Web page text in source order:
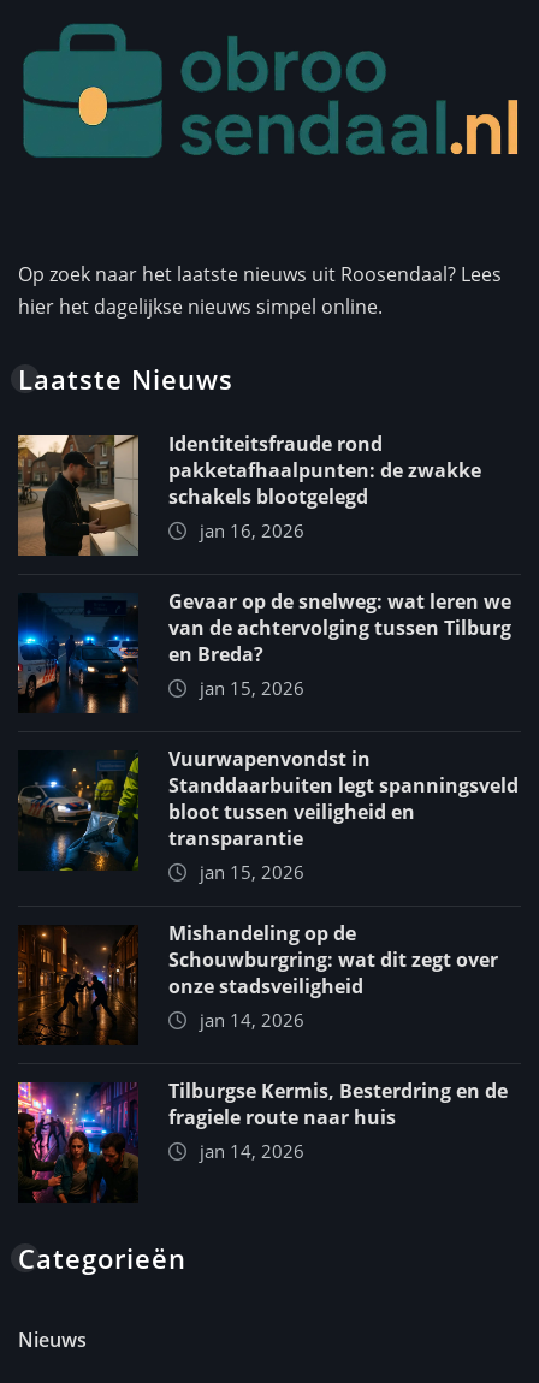
Op zoek naar het laatste nieuws uit Roosendaal? Lees
hier het dagelijkse nieuws simpel online.
Laatste Nieuws
Identiteitsfraude rond
pakketafhaalpunten: de zwakke
schakels blootgelegd
jan 16, 2026
Gevaar op de snelweg: wat leren we
van de achtervolging tussen Tilburg
en Breda?
jan 15, 2026
Vuurwapenvondst in
Standdaarbuiten legt spanningsveld
bloot tussen veiligheid en
transparantie
jan 15, 2026
Mishandeling op de
Schouwburgring: wat dit zegt over
onze stadsveiligheid
jan 14, 2026
Tilburgse Kermis, Besterdring en de
fragiele route naar huis
jan 14, 2026
Categorieën
Nieuws